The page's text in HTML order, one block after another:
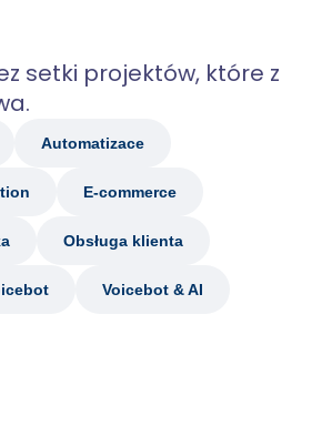
setki projektów, które z
Automatizace
E-commerce
Obsługa klienta
Voicebot & AI